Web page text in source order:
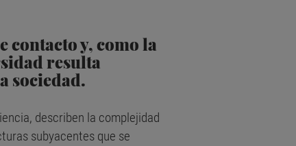
contacto y, como la
resulta
sociedad.
describen la complejidad
subyacentes que se